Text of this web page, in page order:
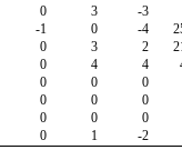
0 3 -3
-1 0 -4
0 3 2
0 4 4
0 0 0
0 0 0
0 0 0
0 1 -2